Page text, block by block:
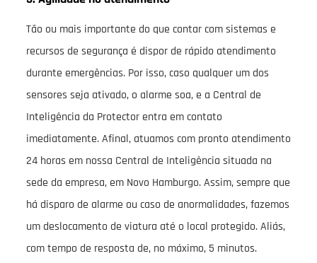
Tão ou mais importante do que contar com sistemas e
recursos de segurança é dispor de rápido atendimento
durante emergências. Por isso, caso qualquer um dos
sensores seja ativado, o alarme soa, e a Central de
Inteligência da Protector entra em contato
imediatamente. Afinal, atuamos com pronto atendimento
24 horas em nossa Central de Inteligência situada na
sede da empresa, em Novo Hamburgo. Assim, sempre que
há disparo de alarme ou caso de anormalidades, fazemos
um deslocamento de viatura até o local protegido. Aliás,
com tempo de resposta de, no máximo, 5 minutos.